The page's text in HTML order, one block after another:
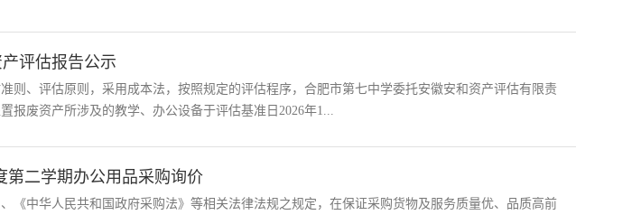
评估报告公示
则、评估原则，采用成本法，按照规定的评估程序，合肥市第七中学委托安徽安和资产评估有限责
报废资产所涉及的教学、办公设备于评估基准日2026年1...
第二学期办公用品采购询价
《中华人民共和国政府采购法》等相关法律法规之规定，在保证采购货物及服务质量优、品质高前